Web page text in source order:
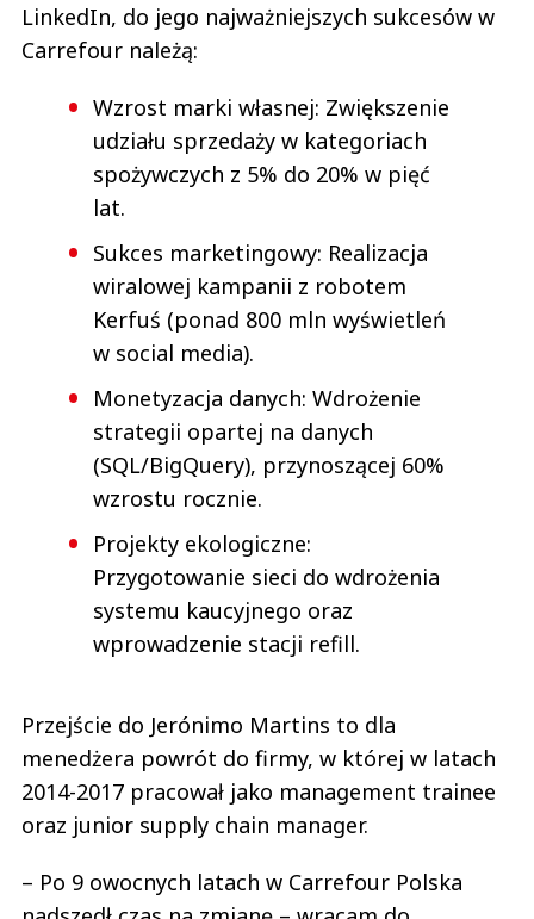
LinkedIn, do jego najważniejszych sukcesów w
Carrefour należą:
Wzrost marki własnej: Zwiększenie
udziału sprzedaży w kategoriach
spożywczych z 5% do 20% w pięć
lat.
Sukces marketingowy: Realizacja
wiralowej kampanii z robotem
Kerfuś (ponad 800 mln wyświetleń
w social media).
Monetyzacja danych: Wdrożenie
strategii opartej na danych
(SQL/BigQuery), przynoszącej 60%
wzrostu rocznie.
Projekty ekologiczne:
Przygotowanie sieci do wdrożenia
systemu kaucyjnego oraz
wprowadzenie stacji refill.
Przejście do Jerónimo Martins to dla
menedżera powrót do firmy, w której w latach
2014-2017 pracował jako management trainee
oraz junior supply chain manager.
– Po 9 owocnych latach w Carrefour Polska